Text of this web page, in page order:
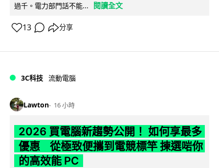
過千。電力部門話不能...
閱讀全文
13 分享
3C科技 流動電腦
Lawton 16 小時
2026 買電腦新趨勢公開！ 如何享最多
優惠 從極致便攜到電競標竿 揀選啱你
的高效能 PC